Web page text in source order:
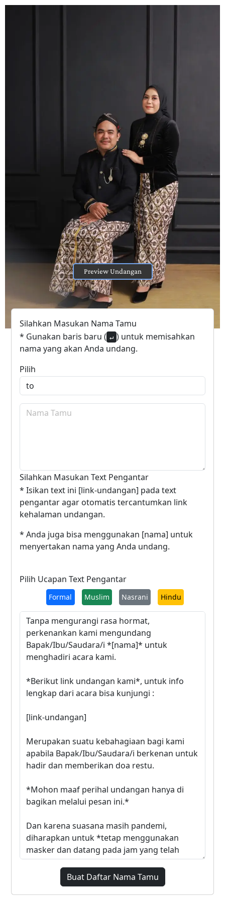
Preview Undangan
Silahkan Masukan Nama Tamu
* Gunakan baris baru ( ↵ ) untuk memisahkan
nama yang akan Anda undang.
Pilih
Silahkan Masukan Text Pengantar
* Isikan text ini [link-undangan] pada text
pengantar agar otomatis tercantumkan link
kehalaman undangan.
* Anda juga bisa menggunakan [nama] untuk
menyertakan nama yang Anda undang.
Pilih Ucapan Text Pengantar
Formal Muslim Nasrani Hindu
Buat Daftar Nama Tamu